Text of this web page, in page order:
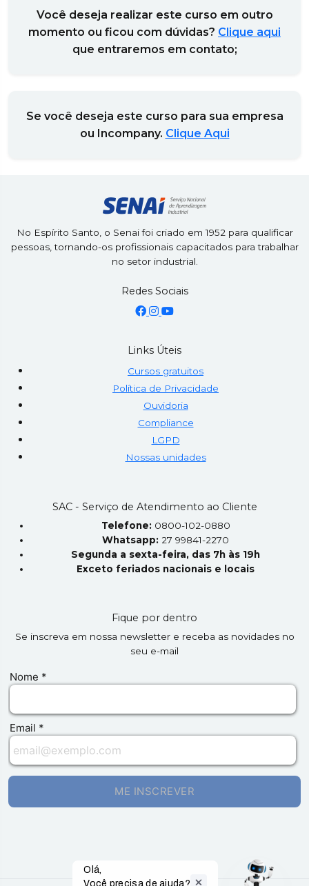
Você deseja realizar este curso em outro
momento ou ficou com dúvidas? Clique aqui
que entraremos em contato;
Se você deseja este curso para sua empresa
ou Incompany. Clique Aqui
No Espírito Santo, o Senai foi criado em 1952 para qualificar
pessoas, tornando-os profissionais capacitados para trabalhar
no setor industrial.
Redes Sociais
Links Úteis
Cursos gratuitos
Política de Privacidade
Ouvidoria
Compliance
LGPD
Nossas unidades
SAC - Serviço de Atendimento ao Cliente
Telefone: 0800-102-0880
Whatsapp: 27 99841-2270
Segunda a sexta-feira, das 7h às 19h
Exceto feriados nacionais e locais
Fique por dentro
Se inscreva em nossa newsletter e receba as novidades no
seu e-mail
Olá,
Você precisa de ajuda?